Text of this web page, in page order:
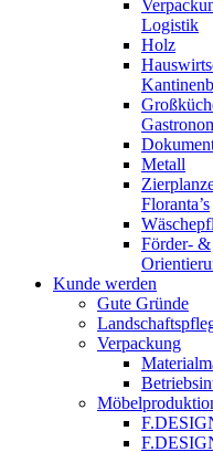
Logistik
Holz
Metall
Floranta’s
Förder- &
Kunde werden
Gute Gründe
Verpackung